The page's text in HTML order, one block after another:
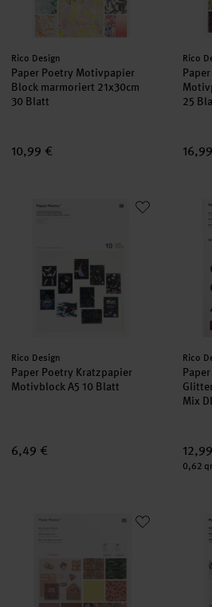
Hersteller:
Rico Design
Paper Poetry Motivpapier
Block marmoriert 21x30cm
30 Blatt
10,99 €
Rico
25
Paper Poetry Kratzpapier Motivblock
Hersteller:
Rico Design
Paper Poetry Kratzpapier
Motivblock A5 10 Blatt
6,49 €
Rico
Mix
Inhalt:
0,62
Paper Poetry Motivpapierblock